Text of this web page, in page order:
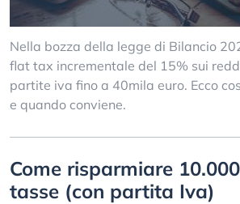
Nella bozza della legge di Bilancio
flat tax incrementale del 15% sui
partite iva fino a 40mila euro. Ecco
e quando conviene.
Come risparmiare
tasse (con partita Iva)